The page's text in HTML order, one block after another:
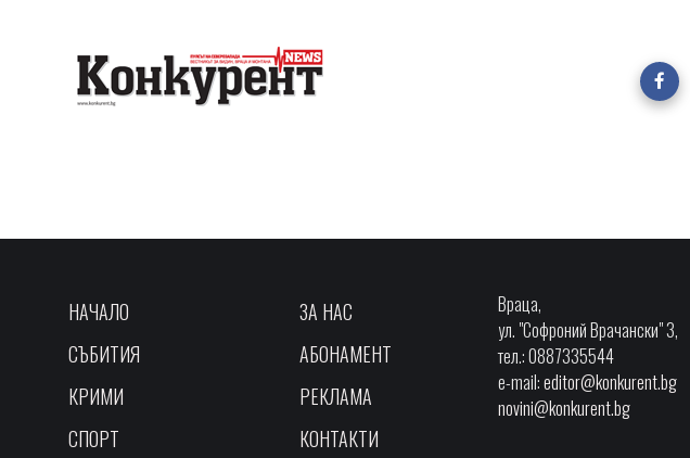
НАЧАЛО
СЪБИТИЯ
КРИМИ
СПОРТ
ЗА НАС
АБОНАМЕНТ
РЕКЛАМА
КОНТАКТИ
Враца,
ул. "Софроний Врачански" 3,
тел.: 0887335544
e-mail:editor@konkurent.bg
novini@konkurent.bg